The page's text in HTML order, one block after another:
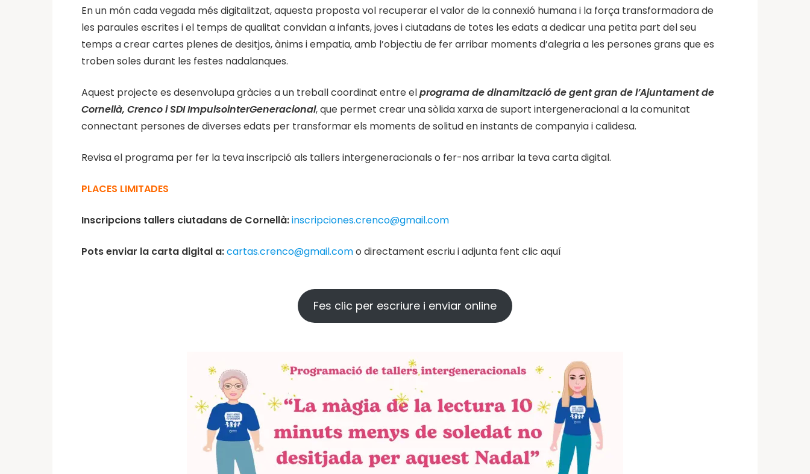
En un món cada vegada més digitalitzat, aquesta proposta vol recuperar el valor de la connexió humana i la força transformadora de
les paraules escrites i el temps de qualitat convidan a infants, joves i ciutadans de totes les edats a dedicar una petita part del seu
temps a crear cartes plenes de desitjos, ànims i empatia, amb l’objectiu de fer arribar moments d’alegria a les persones grans que es
troben soles durant les festes nadalanques.
Aquest projecte es desenvolupa gràcies a un treball coordinat entre elprograma de dinamització de gent gran de l’Ajuntament de
Cornellà, Crenco i SDI ImpulsointerGeneracional, que permet crear una sòlida xarxa de suport intergeneracional a la comunitat
connectant persones de diverses edats per transformar els moments de solitud en instants de companyia i calidesa.
Revisa el programa per fer la teva inscripció als tallers intergeneracionals o fer-nos arribar la teva carta digital.
PLACES LIMITADES
Inscripcions tallers ciutadans de Cornellà:inscripciones.crenco@gmail.com
Pots enviar la carta digital a:cartas.crenco@gmail.como directament escriu i adjunta fent clic aquí
Fes clic per escriure i enviar online